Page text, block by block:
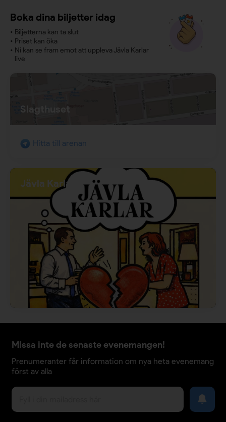
Boka dina biljetter idag
• Biljetterna kan ta slut
• Priset kan öka
• Ni kan se fram emot att uppleva Jävla Karlar
live
Slagthuset
Hitta till arenan
Jävla Karlar
Missa inte de senaste evenemangen!
Prenumeranter får information om nya heta evenemang
först av alla